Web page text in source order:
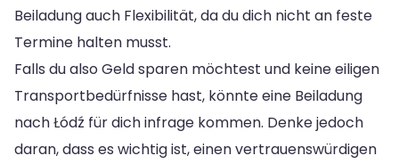
Beiladung auch Flexibilität, da du dich nicht an feste
Termine halten musst.
Falls du also Geld sparen möchtest und keine eiligen
Transportbedürfnisse hast, könnte eine Beiladung
nach Łódź für dich infrage kommen. Denke jedoch
daran, dass es wichtig ist, einen vertrauenswürdigen